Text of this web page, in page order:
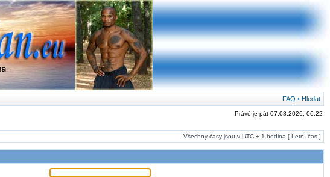
FAQ • Hledat
Právě je pát 07.08.2026, 06:22
Všechny časy jsou v UTC + 1 hodina [ Letní čas ]